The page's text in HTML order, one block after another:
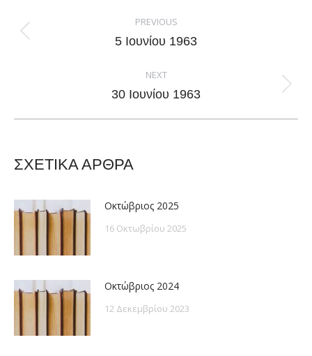
navigation
PREVIOUS
Previous
5 Ιουνίου 1963
NEXT
Next
30 Ιουνίου 1963
ΣΧΕΤΙΚΑ ΑΡΘΡΑ
Οκτώβριος 2025
16 Οκτωβρίου 2025
Οκτώβριος 2024
12 Δεκεμβρίου 2023